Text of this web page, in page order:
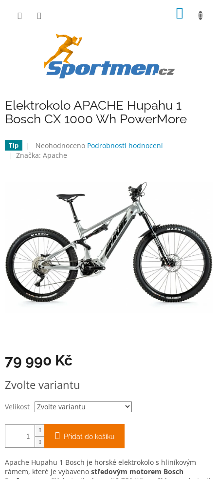
Elektrokolo APACHE Hupahu 1
Bosch CX 1000 Wh PowerMore
Tip
Průměrné
hodnocení
Neohodnoceno Podrobnosti hodnocení
Značka: Apache
79 990 Kč
cena:
Zvolte variantu
Velikost
Přidat do košíku
Apache Hupahu 1 Bosch je horské elektrokolo s hliníkovým
rámem, které je vybaveno středovým motorem Bosch